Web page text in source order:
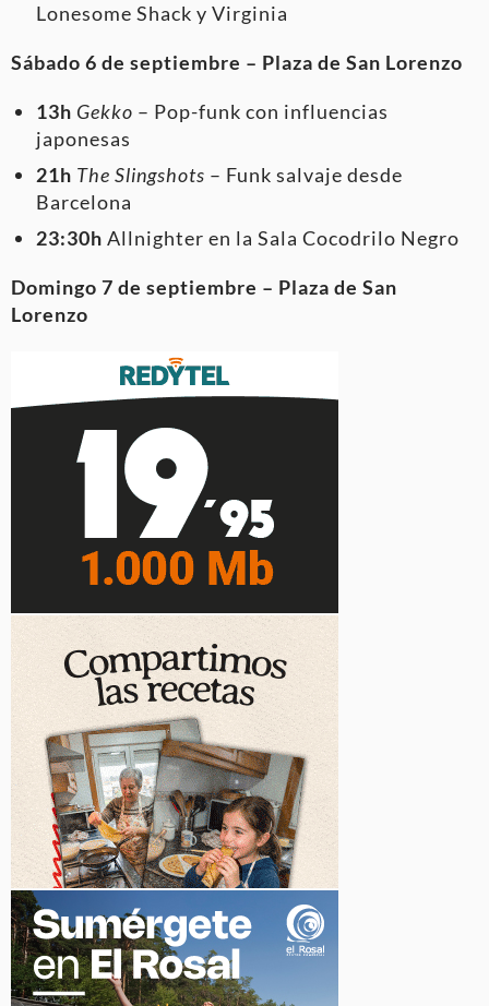
Lonesome Shack y Virginia
Sábado 6 de septiembre – Plaza de San Lorenzo
13h Gekko – Pop-funk con influencias
japonesas
21h The Slingshots – Funk salvaje desde
Barcelona
23:30h Allnighter en la Sala Cocodrilo Negro
Domingo 7 de septiembre – Plaza de San
Lorenzo